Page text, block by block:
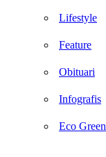
Lifestyle
Feature
Obituari
Infografis
Eco Green